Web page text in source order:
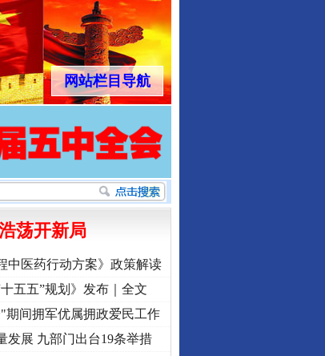
网站栏目导航
荡开新局
中医药行动方案》政策解读
十五五”规划》发布｜全文
期间拥军优属拥政爱民工作
发展 九部门出台19条举措